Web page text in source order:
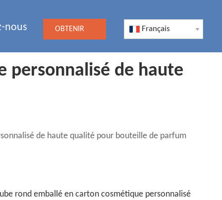
nous OBTENIR Français
personnalisé de haute
de haute qualité pour bouteille de parfum
rond emballé en carton cosmétique personnalisé